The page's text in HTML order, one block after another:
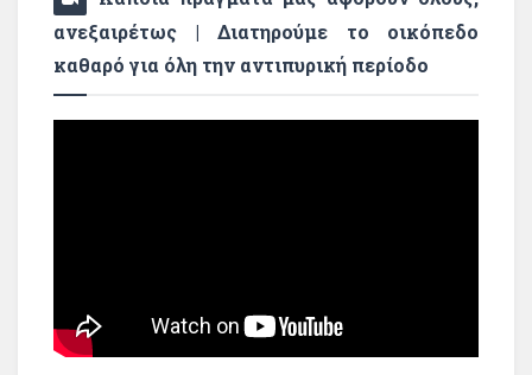
ανεξαιρέτως | Διατηρούμε το οικόπεδο
καθαρό για όλη την αντιπυρική περίοδο